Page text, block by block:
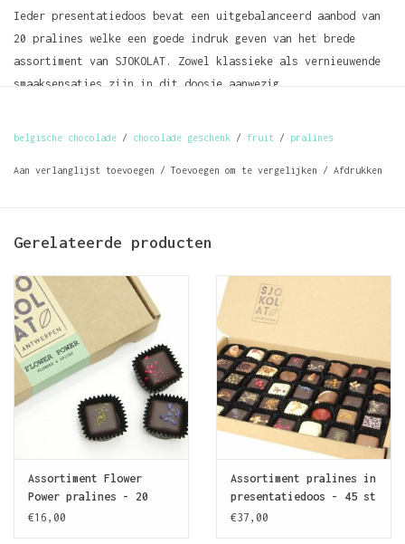
Ieder presentatiedoos bevat een uitgebalanceerd aanbod van
20 pralines welke een goede indruk geven van het brede
assortiment van SJOKOLAT. Zowel klassieke als vernieuwende
smaaksensaties zijn in dit doosje aanwezig.
hoogwaardige en smaakvolle grondstoffen en verrijkt met een
Deze chocolade wordt het best binnen 6 weken na aankoop
belgische chocolade / chocolade geschenk / fruit / pralines
Aan verlanglijst toevoegen / Toevoegen om te vergelijken / Afdrukken
Gerelateerde producten
Assortiment Flower
Power pralines - 20
stuks
€16,00
Assortiment pralines in
presentatiedoos - 45 st
€37,00